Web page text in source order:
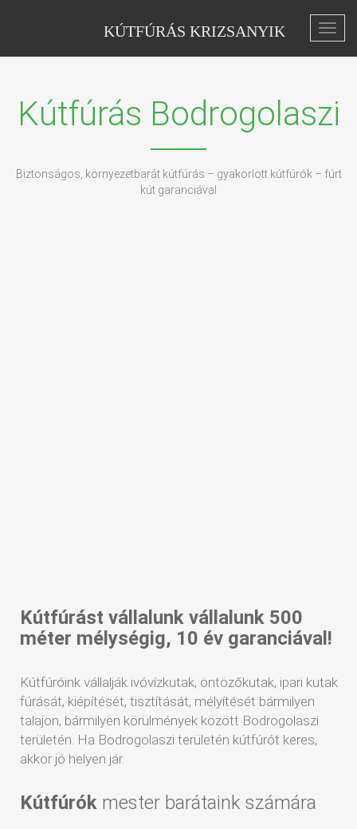
KÚTFÚRÁS KRIZSANYIK
Kútfúrás Bodrogolaszi
Biztonságos, környezetbarát kútfúrás – gyakorlott kútfúrók – fúrt
kút garanciával
Kútfúrást vállalunk vállalunk 500
méter mélységig, 10 év garanciával!
Kútfúróink vállalják ivóvízkutak, öntözőkutak, ipari kutak
fúrását, kiépítését, tisztítását, mélyítését bármilyen
talajon, bármilyen körülmények között Bodrogolaszi
területén. Ha Bodrogolaszi területén kútfúrót keres,
akkor jó helyen jár.
Kútfúrók mester barátaink számára